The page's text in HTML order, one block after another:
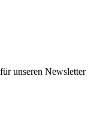
unseren Newsletter